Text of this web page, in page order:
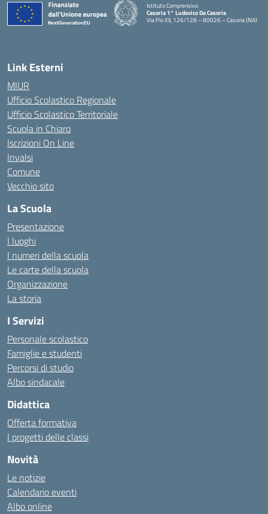
Istituto Comprensivo
Casoria 1° Ludovico Da Casoria
Via Pio XII, 126/128 – 80026 – Casoria (NA)
Link Esterni
MIUR
Ufficio Scolastico Regionale
Ufficio Scolastico Territoriale
Scuola in Chiaro
Iscrizioni On Line
Invalsi
Comune
Vecchio sito
La Scuola
Presentazione
I luoghi
I numeri della scuola
Le carte della scuola
Organizzazione
La storia
I Servizi
Personale scolastico
Famiglie e studenti
Percorsi di studio
Albo sindacale
Didattica
Offerta formativa
I progetti delle classi
Novità
Le notizie
Calendario eventi
Albo online